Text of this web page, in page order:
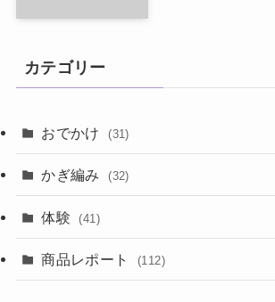
カテゴリー
おでかけ (31)
かぎ編み (32)
体験 (41)
商品レポート (112)